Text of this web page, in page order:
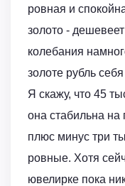
ровная и
золото -
колебания
золоте рубль
Я скажу, что 45
она стабильна на
плюс минус три
ровные. Хотя
ювелирке пока